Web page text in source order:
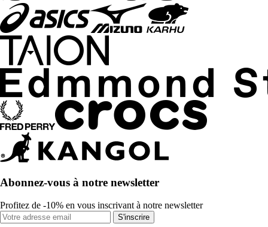
Abonnez-vous à notre newsletter
Profitez de -10% en vous inscrivant à notre newsletter
S'inscrire